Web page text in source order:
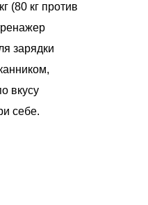
(80 кг против
зарядки
вкусу
себе.